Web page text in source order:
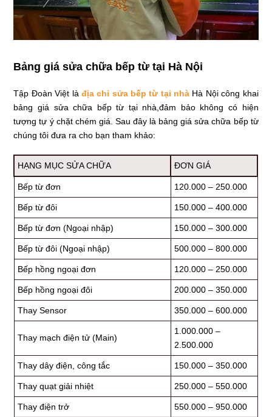
Bảng giá sửa chữa bếp từ tại Hà Nội
Tập Đoàn Việt là địa chỉ sửa bếp từ tại nhà Hà Nội công khai
bảng giá sửa chữa bếp từ tại nhà,đảm bảo không có hiện
tượng tự ý chặt chém giá. Sau đây là bảng giá sửa chữa bếp từ
chúng tôi đưa ra cho bạn tham khảo:
HẠNG MỤC SỬA CHỮA ĐƠN GIÁ
Bếp từ đơn 120.000 – 250.000
Bếp từ đôi 150.000 – 400.000
Bếp từ đơn (Ngoại nhập) 150.000 – 300.000
Bếp từ đôi (Ngoại nhập) 500.000 – 800.000
Bếp hồng ngoại đơn 120.000 – 250.000
Bếp hồng ngoại đôi 200.000 – 350.000
Thay Sensor 350.000 – 600.000
Thay mạch điện tử (Main)
1.000.000 –
2.500.000
Thay dây điện, công tắc 150.000 – 350.000
Thay quạt giải nhiệt 250.000 – 550.000
Thay điện trở 550.000 – 950.000